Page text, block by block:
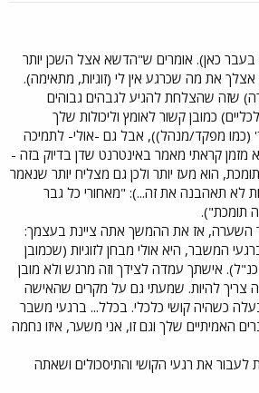
בעבר כאן). אומרים ש"הדשא אצל השכן יותר
אצלך את מה שכרגע אין לי (זוגיות, מתאימה).
שזה שהצלחת להגיע לגבהים גבוהים
כמובן קשור לאומץ וליכולות שלך
(כמו מפקד/מנהל)), אבל גם -אולי- לתמיכה
מזמן קראתי מאמר באינטרנט שדן בדיוק בזה -
הוא מעז יותר ולכן גם מצליח יותר שנאמר
לא תאהבנה את זה...): "מאחורי כל גבר
תומכת").
השערה, אז את ההמשך אתה ציינת בעצמך:
המשבר, היא אולי מבחן לזוגיות (שכמובן
אישתך עמדה לצידך וזה מרגש ולא מובן
זה צריך להיות. שמעתי גם על מקרים שהאישה
כשהיה קושי כלכלי. בכלל... ברגעי משבר
האמיתיים שלך וגם זו, אני משער, איזו נחמה
את רגעי הקושי והתיסכולים ושאתה